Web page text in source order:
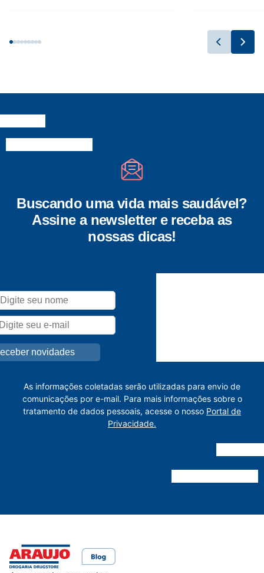
Buscando uma vida mais saudável?
Assine a newsletter e receba as
nossas dicas!
As informações coletadas serão utilizadas para envio de
comunicações por e-mail. Para mais informações sobre o
tratamento de dados pessoais, acesse o nosso Portal de
Privacidade.